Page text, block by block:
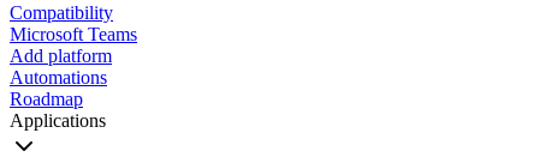
Compatibility
Microsoft Teams
Add platform
Automations
Roadmap
Applications